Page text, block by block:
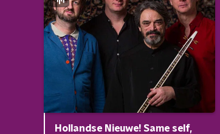
Hollandse Nieuwe! Same self,